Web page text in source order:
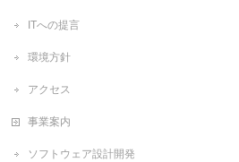
ITへの提言
環境方針
アクセス
事業案内
ソフトウェア設計開発